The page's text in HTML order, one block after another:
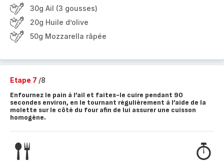
30g Ail (3 gousses)
20g Huile d’olive
50g Mozzarella râpée
Etape 7 /8
Enfournez le pain à l’ail et faites-le cuire pendant 90
secondes environ, en le tournant régulièrement à l’aide de la
molette sur le côté du four afin de lui assurer une cuisson
homogène.